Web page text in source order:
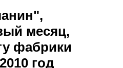
месяц,
фабрики
год